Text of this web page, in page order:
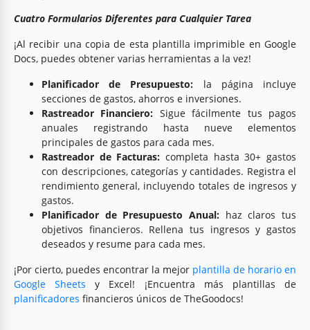
Cuatro Formularios Diferentes para Cualquier Tarea
¡Al recibir una copia de esta plantilla imprimible en Google
Docs, puedes obtener varias herramientas a la vez!
Planificador de Presupuesto: la página incluye
secciones de gastos, ahorros e inversiones.
Rastreador Financiero: Sigue fácilmente tus pagos
anuales registrando hasta nueve elementos
principales de gastos para cada mes.
Rastreador de Facturas: completa hasta 30+ gastos
con descripciones, categorías y cantidades. Registra el
rendimiento general, incluyendo totales de ingresos y
gastos.
Planificador de Presupuesto Anual: haz claros tus
objetivos financieros. Rellena tus ingresos y gastos
deseados y resume para cada mes.
¡Por cierto, puedes encontrar la mejor plantilla de horario en
Google Sheets y Excel! ¡Encuentra más plantillas de
planificadores financieros únicos de TheGoodocs!